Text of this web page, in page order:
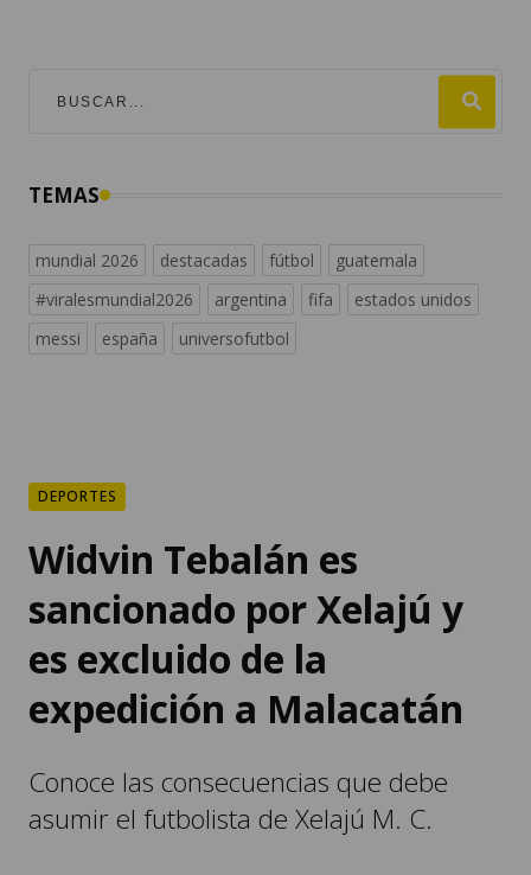
TEMAS
mundial 2026 destacadas fútbol
guatemala
#viralesmundial2026
argentina fifa
estados unidos
messi
españa universofutbol
DEPORTES
Widvin Tebalán es
sancionado por Xelajú y
es excluido de la
expedición a Malacatán
Conoce las consecuencias que debe
asumir el futbolista de Xelajú M. C.